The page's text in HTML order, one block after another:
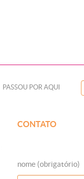
PASSOU POR AQUI
CONTATO
nome (obrigatório)